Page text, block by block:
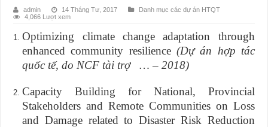
admin 14 Tháng Tư, 2017
Danh mục các dự án HTQT
4,066 Lượt xem
Optimizing climate change adaptation through
enhanced community resilience (Dự án hợp tác
quốc tế, do NCF tài trợ … – 2018)
Capacity Building for National, Provincial
Stakeholders and Remote Communities on Loss
and Damage related to Disaster Risk Reduction